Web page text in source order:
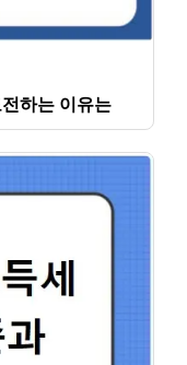
하는 이유는